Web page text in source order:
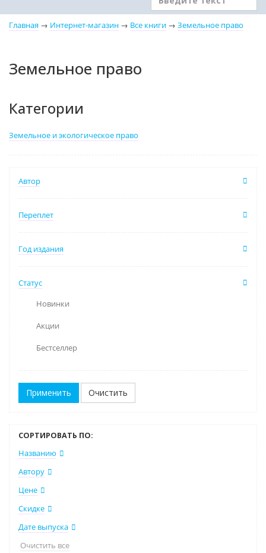
Главная → Интернет-магазин → Все книги → Земельное право
Земельное право
Категории
Земельное и экологическое право
Автор
Переплет
Год издания
Статус
Новинки
Акции
Бестселлер
Очистить
СОРТИРОВАТЬ ПО:
Названию
Автору
Цене
Скидке
Дате выпуска
Очистить все